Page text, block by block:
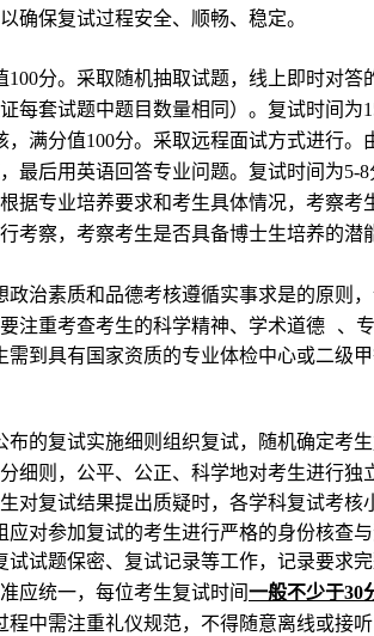
以确保复试过程安全、顺畅、稳定。
100分。采取随机抽取试题，线上即时对答
每套试题中题目数量相同）。复试时间为
，满分值100分。 采取远程面试方式进行。
， 最后用英语回答专业问题。 复试时间为5-8
据专业培养要求和考生具体情况，考察
考察，考察考生是否具备博士生培养的潜
政治素质和品德考核遵循实事求是的原则
注重考查考生的科学精神、学术道德 、
到具有国家资质的专业体检中心或二级
的复试实施细则组织复试，随机确定考
细则，公平、公正、科学地对考生进行独
对复试结果提出质疑时，各学科复试考核
对参加复试的考生进行严格的身份核查
试题保密、复试记录等工作，记录要求
应统一，每位考生复试时间一般不少于30
中需注重礼仪规范，不得随意离线或接